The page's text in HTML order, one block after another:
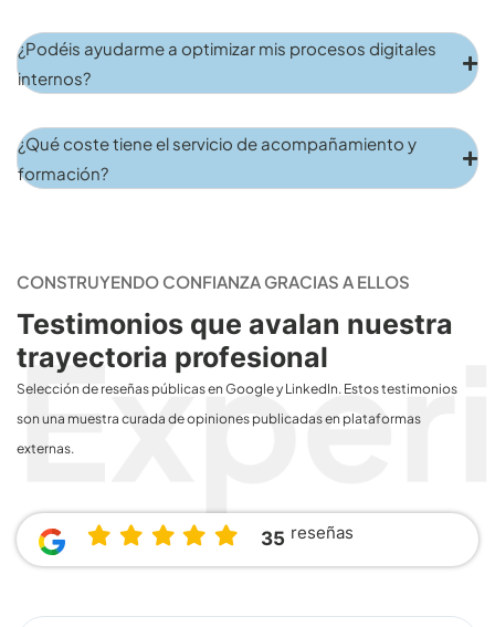
¿Podéis ayudarme a optimizar mis procesos digitales
internos?
¿Qué coste tiene el servicio de acompañamiento y
formación?
CONSTRUYENDO CONFIANZA GRACIAS A ELLOS
Testimonios que avalan nuestra
trayectoria profesional
Selección de reseñas públicas en Google y LinkedIn. Estos testimonios
son una muestra curada de opiniones publicadas en plataformas
externas.
35 reseñas